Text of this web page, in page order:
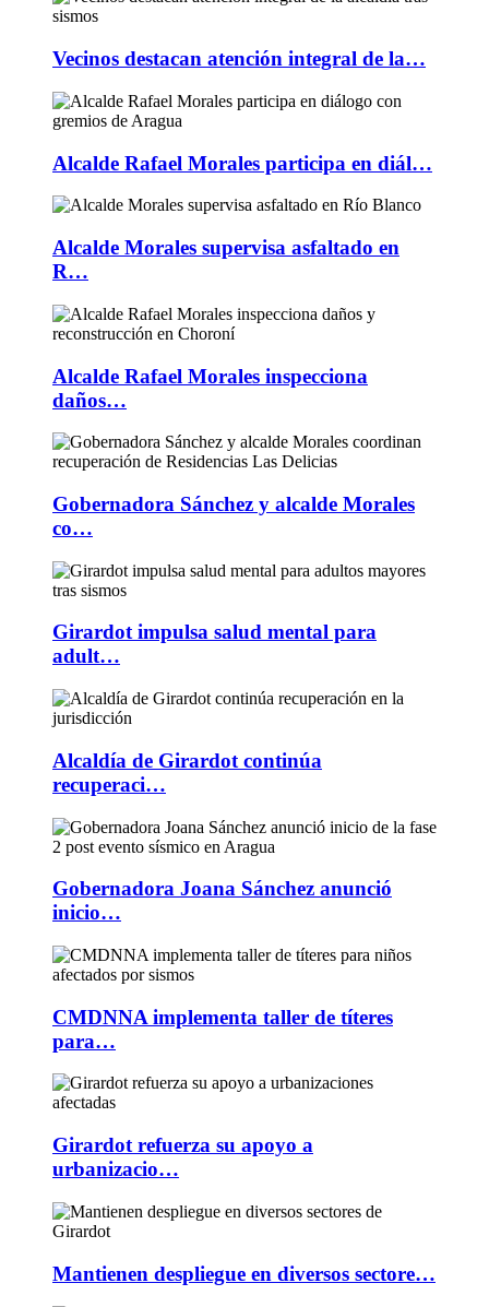
Vecinos destacan atención integral de la…
Alcalde Rafael Morales participa en diál…
Alcalde Morales supervisa asfaltado en
R…
Alcalde Rafael Morales inspecciona
daños…
Gobernadora Sánchez y alcalde Morales
co…
Girardot impulsa salud mental para
adult…
Alcaldía de Girardot continúa
recuperaci…
Gobernadora Joana Sánchez anunció
inicio…
CMDNNA implementa taller de títeres
para…
Girardot refuerza su apoyo a
urbanizacio…
Mantienen despliegue en diversos sectore…